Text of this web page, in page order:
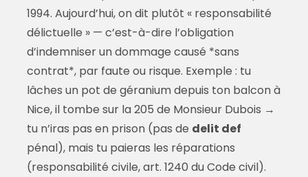
1994. Aujourd’hui, on dit plutôt « responsabilité
délictuelle » — c’est-à-dire l’obligation
d’indemniser un dommage causé *sans
contrat*, par faute ou risque. Exemple : tu
lâches un pot de géranium depuis ton balcon à
Nice, il tombe sur la 205 de Monsieur Dubois →
tu n’iras pas en prison (pas de delit def
pénal), mais tu paieras les réparations
(responsabilité civile, art. 1240 du Code civil).